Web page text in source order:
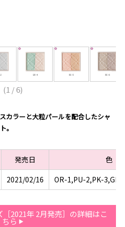
(1 /6)
カラーと大粒パールを配合したシャ
。
発売日
色
2021/02/16 OR-1,PU-2,PK-
2021年 2月発売］の詳細はこ
ちら